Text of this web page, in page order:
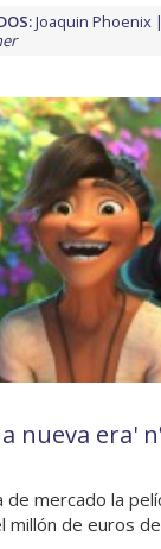
Joaquin Phoenix
nueva era'
de mercado la
millón de euros